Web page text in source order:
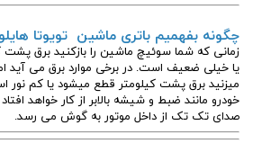
چگونه بفهمیم باتری ماشین تویوتا
زمانی که شما سوئیچ ماشین را بازکنید برق پشت
یا خیلی ضعیف است. در برخی موارد برق می آید
میزنید برق پشت کیلومتر قطع میشود یا کم نور
خودرو مانند ضبط و شیشه بالابر از کار خواهد
صدای تک تک از داخل موتور به گوش می رسد.